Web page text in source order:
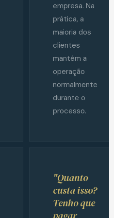
empresa. Na
prática, a
maioria dos
clientes
mantém a
operação
normalmente
durante o
processo.
"Quanto
custa isso?
Tenho que